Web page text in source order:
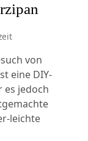
von
eine DIY-
es jedoch
leichte